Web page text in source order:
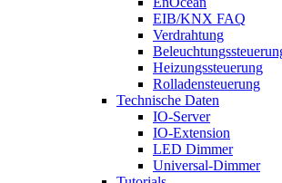
EIB/KNX FAQ
Verdrahtung
Heizungssteuerung
Rolladensteuerung
Technische Daten
IO-Server
IO-Extension
LED Dimmer
Universal-Dimmer